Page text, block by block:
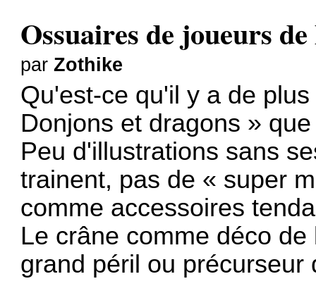
Ossuaires de joueurs
parZothike
Qu'est-ce qu'il y a de
Donjons et dragons »
Peu d'illustrations sans
trainent, pas de « super
comme accessoires
Le crâne comme déco
grand péril ou